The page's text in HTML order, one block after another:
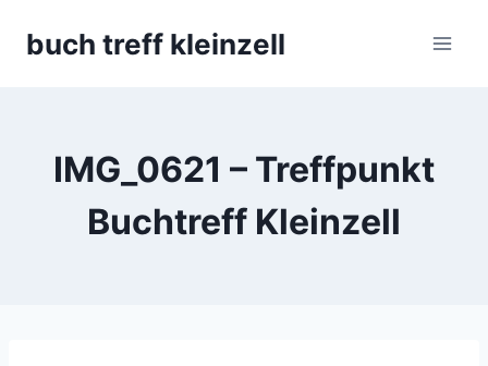
buch treff kleinzell
IMG_0621 – Treffpunkt
Buchtreff Kleinzell